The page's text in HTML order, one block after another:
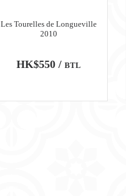
Les Tourelles de Longueville
2010
HK$550 / BTL